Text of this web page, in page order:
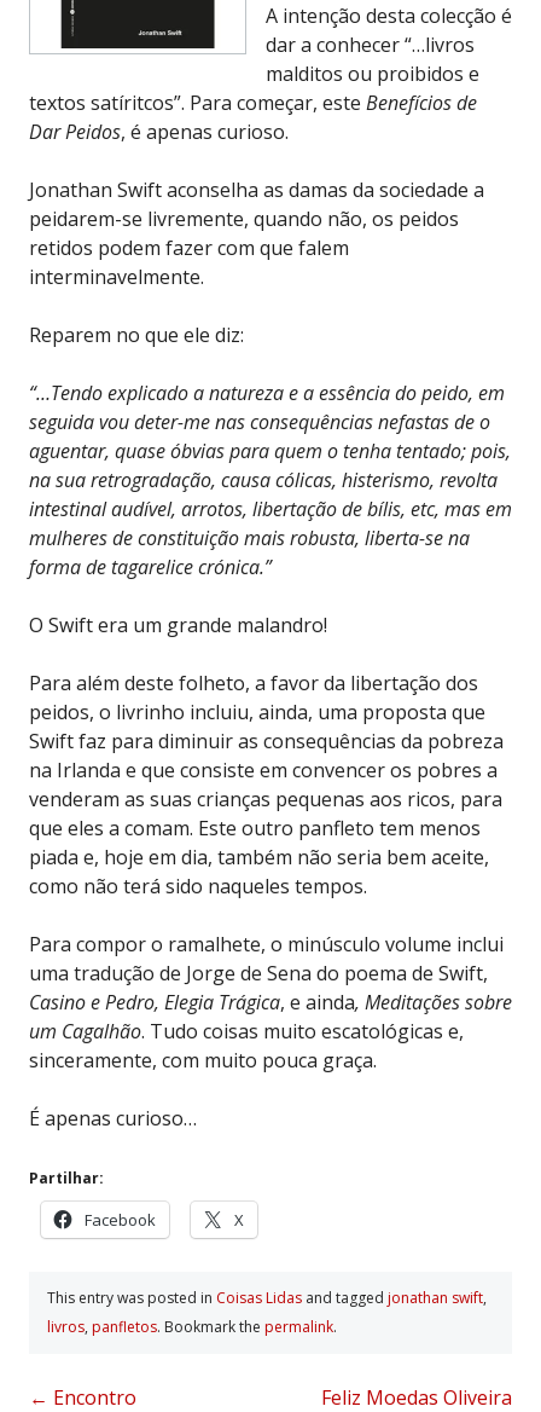
A intenção desta colecção é
dar a conhecer “…livros
malditos ou proibidos e
textos satíritcos”. Para começar, este Benefícios de
Dar Peidos, é apenas curioso.
Jonathan Swift aconselha as damas da sociedade a
peidarem-se livremente, quando não, os peidos
retidos podem fazer com que falem
interminavelmente.
Reparem no que ele diz:
“…Tendo explicado a natureza e a essência do peido, em
seguida vou deter-me nas consequências nefastas de o
aguentar, quase óbvias para quem o tenha tentado; pois,
na sua retrogradação, causa cólicas, histerismo, revolta
intestinal audível, arrotos, libertação de bílis, etc, mas em
mulheres de constituição mais robusta, liberta-se na
forma de tagarelice crónica.”
O Swift era um grande malandro!
Para além deste folheto, a favor da libertação dos
peidos, o livrinho incluiu, ainda, uma proposta que
Swift faz para diminuir as consequências da pobreza
na Irlanda e que consiste em convencer os pobres a
venderam as suas crianças pequenas aos ricos, para
que eles a comam. Este outro panfleto tem menos
piada e, hoje em dia, também não seria bem aceite,
como não terá sido naqueles tempos.
Para compor o ramalhete, o minúsculo volume inclui
uma tradução de Jorge de Sena do poema de Swift,
Casino e Pedro, Elegia Trágica, e ainda, Meditações sobre
um Cagalhão. Tudo coisas muito escatológicas e,
sinceramente, com muito pouca graça.
É apenas curioso…
Partilhar:
Facebook X
This entry was posted in Coisas Lidas and tagged jonathan swift,
livros, panfletos. Bookmark the permalink.
← Encontro Feliz Moedas Oliveira